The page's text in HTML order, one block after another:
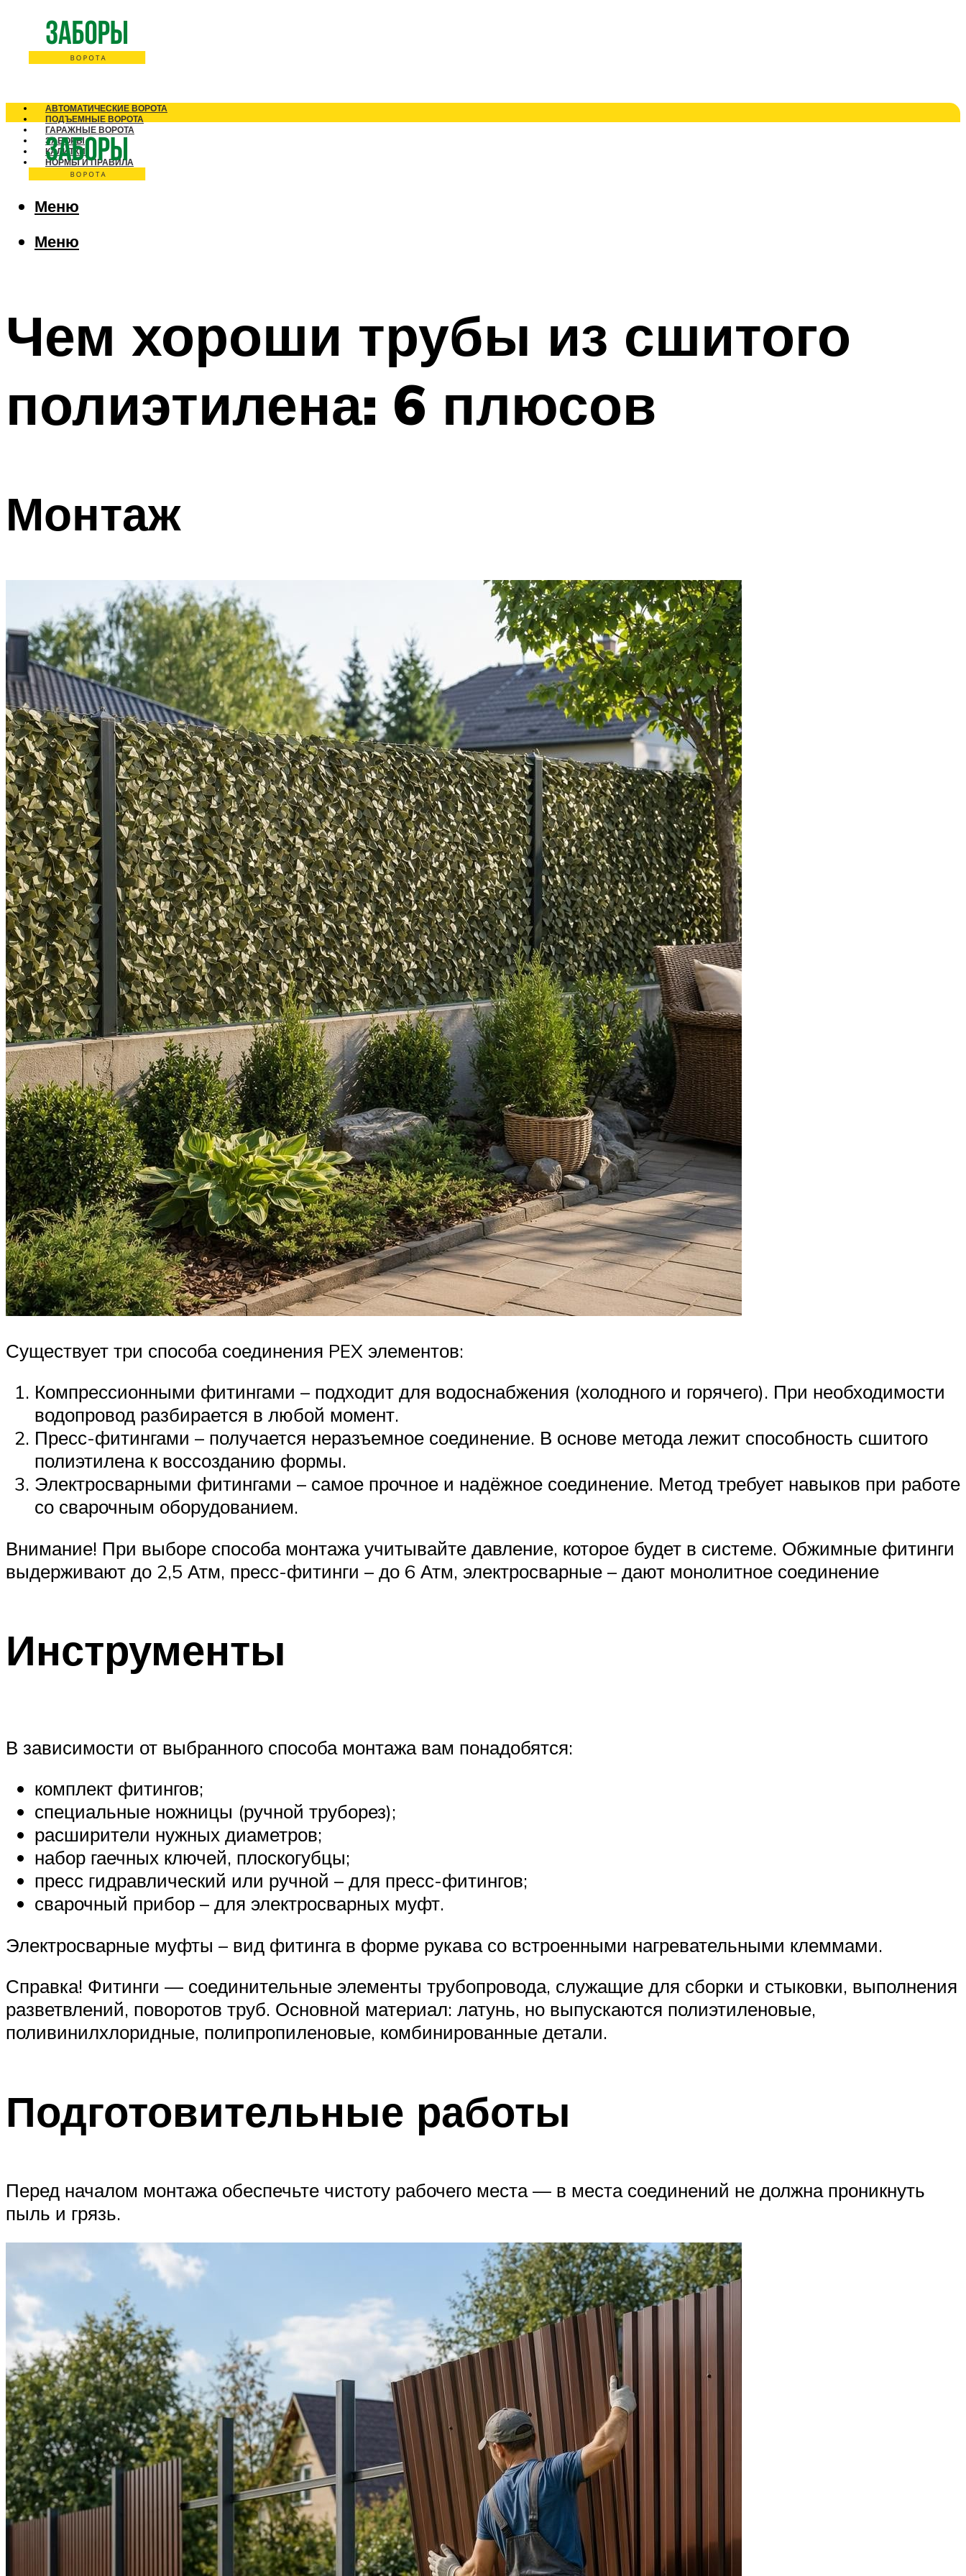
АВТОМАТИЧЕСКИЕ ВОРОТА
ПОДЪЕМНЫЕ ВОРОТА
ГАРАЖНЫЕ ВОРОТА
ЗАБОРЫ
КАЛИТКИ
НОРМЫ И ПРАВИЛА
Меню
Меню
Чем хороши трубы из сшитого
полиэтилена: 6 плюсов
Монтаж
Существует три способа соединения PEX элементов:
Компрессионными фитингами – подходит для водоснабжения (холодного и горячего). При необходимости
водопровод разбирается в любой момент.
Пресс-фитингами – получается неразъемное соединение. В основе метода лежит способность сшитого
полиэтилена к воссозданию формы.
Электросварными фитингами – самое прочное и надёжное соединение. Метод требует навыков при работе
со сварочным оборудованием.
Внимание! При выборе способа монтажа учитывайте давление, которое будет в системе. Обжимные фитинги
выдерживают до 2,5 Атм, пресс-фитинги – до 6 Атм, электросварные – дают монолитное соединение
Инструменты
В зависимости от выбранного способа монтажа вам понадобятся:
комплект фитингов;
специальные ножницы (ручной труборез);
расширители нужных диаметров;
набор гаечных ключей, плоскогубцы;
пресс гидравлический или ручной – для пресс-фитингов;
сварочный прибор – для электросварных муфт.
Электросварные муфты – вид фитинга в форме рукава со встроенными нагревательными клеммами.
Справка! Фитинги — соединительные элементы трубопровода, служащие для сборки и стыковки, выполнения
разветвлений, поворотов труб. Основной материал: латунь, но выпускаются полиэтиленовые,
поливинилхлоридные, полипропиленовые, комбинированные детали.
Подготовительные работы
Перед началом монтажа обеспечьте чистоту рабочего места — в места соединений не должна проникнуть
пыль и грязь.